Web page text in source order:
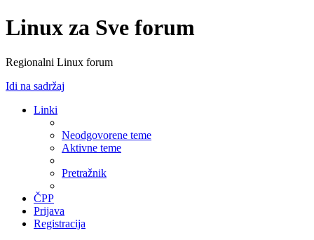
Linux za Sve forum
Regionalni Linux forum
Idi na sadržaj
Linki
Neodgovorene teme
Aktivne teme
Pretražnik
ČPP
Prijava
Registracija